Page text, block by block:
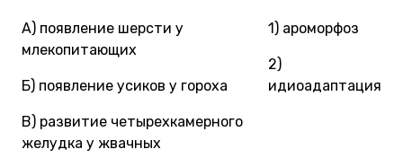
А) появление шерсти у
млекопитающих
Б) появление усиков у гороха
В) развитие четырехкамерного
желудка у жвачных
1) ароморфоз
2)
идиоадаптация